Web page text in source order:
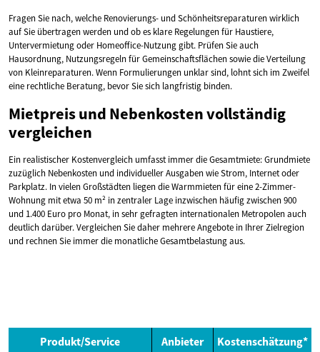
Fragen Sie nach, welche Renovierungs- und Schönheitsreparaturen wirklich
auf Sie übertragen werden und ob es klare Regelungen für Haustiere,
Untervermietung oder Homeoffice-Nutzung gibt. Prüfen Sie auch
Hausordnung, Nutzungsregeln für Gemeinschaftsflächen sowie die Verteilung
von Kleinreparaturen. Wenn Formulierungen unklar sind, lohnt sich im Zweifel
eine rechtliche Beratung, bevor Sie sich langfristig binden.
Mietpreis und Nebenkosten vollständig
vergleichen
Ein realistischer Kostenvergleich umfasst immer die Gesamtmiete: Grundmiete
zuzüglich Nebenkosten und individueller Ausgaben wie Strom, Internet oder
Parkplatz. In vielen Großstädten liegen die Warmmieten für eine 2-Zimmer-
Wohnung mit etwa 50 m² in zentraler Lage inzwischen häufig zwischen 900
und 1.400 Euro pro Monat, in sehr gefragten internationalen Metropolen auch
deutlich darüber. Vergleichen Sie daher mehrere Angebote in Ihrer Zielregion
und rechnen Sie immer die monatliche Gesamtbelastung aus.
Produkt/Service Anbieter Kostenschätzung*